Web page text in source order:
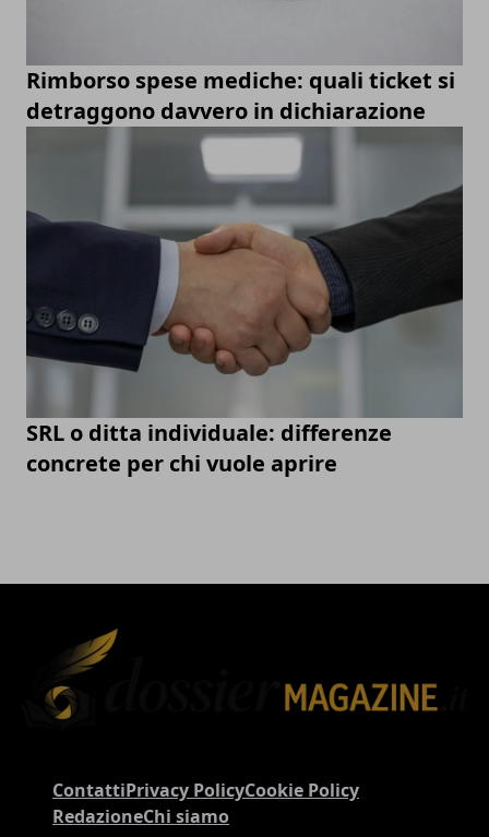
Rimborso spese mediche: quali ticket si
detraggono davvero in dichiarazione
SRL o ditta individuale: differenze
concrete per chi vuole aprire
ContattiPrivacy PolicyCookie Policy
RedazioneChi siamo